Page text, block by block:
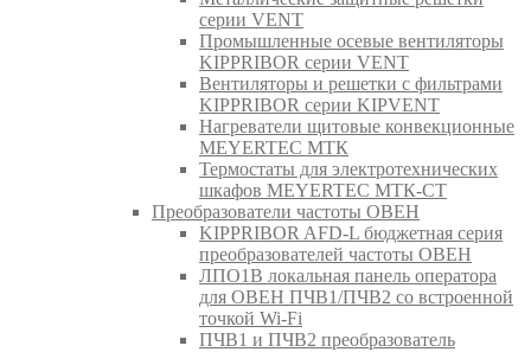
серии VENT
Промышленные осевые вентиляторы
KIPPRIBOR серии VENT
Вентиляторы и решетки с фильтрами
KIPPRIBOR серии KIPVENT
Нагреватели щитовые конвекционные
MEYERTEC МТК
Термостаты для электротехнических
шкафов MEYERTEC МТК-СТ
Преобразователи частоты ОВЕН
KIPPRIBOR AFD-L бюджетная серия
преобразователей частоты ОВЕН
ЛПО1В локальная панель оператора
для ОВЕН ПЧВ1/ПЧВ2 со встроенной
точкой Wi-Fi
ПЧВ1 и ПЧВ2 преобразователь